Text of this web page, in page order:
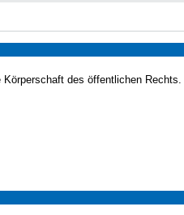
des öffentlichen Rechts.